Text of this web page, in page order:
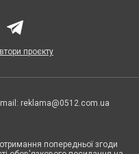
проєкту
reklama@0512.com.ua
попередньої згоди